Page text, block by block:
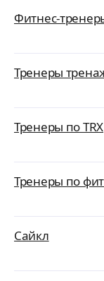
Фитнес-
Тренеры
Тренеры по TRX
Тренеры по
Сайкл